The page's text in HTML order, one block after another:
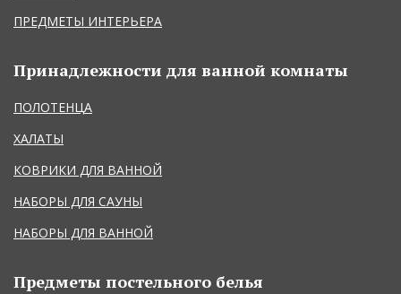
ПРЕДМЕТЫ ИНТЕРЬЕРА
Принадлежности для ванной комнаты
ПОЛОТЕНЦА
ХАЛАТЫ
КОВРИКИ ДЛЯ ВАННОЙ
НАБОРЫ ДЛЯ САУНЫ
НАБОРЫ ДЛЯ ВАННОЙ
Предметы постельного белья